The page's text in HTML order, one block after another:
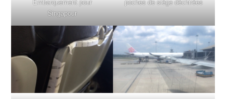
Embarquement pour
Singapour
poches de siège déchirées